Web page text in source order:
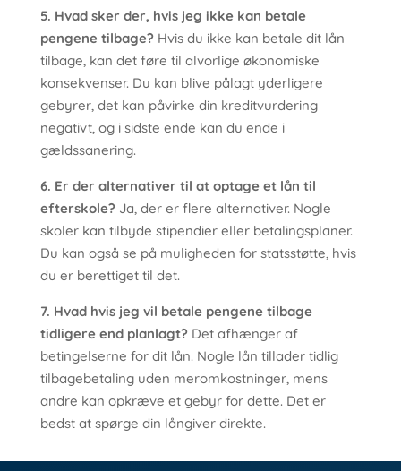
5. Hvad sker der, hvis jeg ikke kan betale
pengene tilbage?Hvis du ikke kan betale dit lån
tilbage, kan det føre til alvorlige økonomiske
konsekvenser. Du kan blive pålagt yderligere
gebyrer, det kan påvirke din kreditvurdering
negativt, og i sidste ende kan du ende i
gældssanering.
6. Er der alternativer til at optage et lån til
efterskole?Ja, der er flere alternativer. Nogle
skoler kan tilbyde stipendier eller betalingsplaner.
Du kan også se på muligheden for statsstøtte, hvis
du er berettiget til det.
7. Hvad hvis jeg vil betale pengene tilbage
tidligere end planlagt?Det afhænger af
betingelserne for dit lån. Nogle lån tillader tidlig
tilbagebetaling uden meromkostninger, mens
andre kan opkræve et gebyr for dette. Det er
bedst at spørge din långiver direkte.